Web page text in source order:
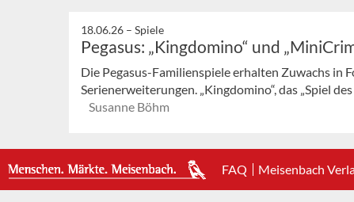
18.06.26 – Spiele
Pegasus: „Kingdomino“ und
Die Pegasus-Familienspiele erhalten Zuwachs in
Serienerweiterungen. „Kingdomino“, das „Spiel
Susanne Böhm
FAQ Meisenbach